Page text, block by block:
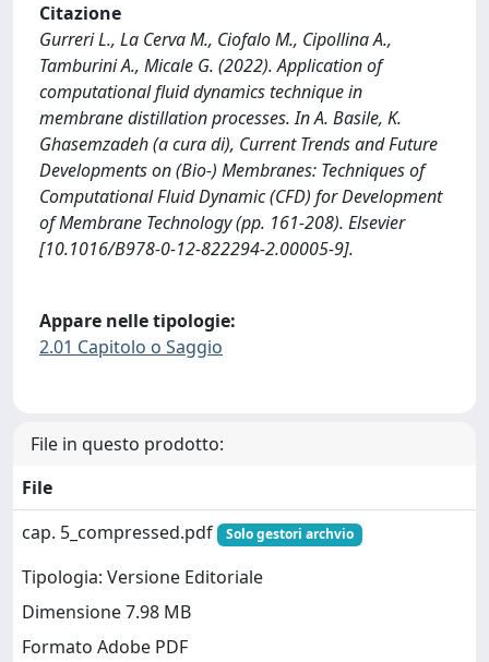
Citazione
Gurreri L., La Cerva M., Ciofalo M., Cipollina A.,
Tamburini A., Micale G. (2022). Application of
computational fluid dynamics technique in
membrane distillation processes. In A. Basile, K.
Ghasemzadeh (a cura di), Current Trends and Future
Developments on (Bio-) Membranes: Techniques of
Computational Fluid Dynamic (CFD) for Development
of Membrane Technology (pp. 161-208). Elsevier
[10.1016/B978-0-12-822294-2.00005-9].
Appare nelle tipologie:
2.01 Capitolo o Saggio
File in questo prodotto:
File
cap. 5_compressed.pdf
Solo gestori archvio
Tipologia: Versione Editoriale
Dimensione 7.98 MB
Formato Adobe PDF